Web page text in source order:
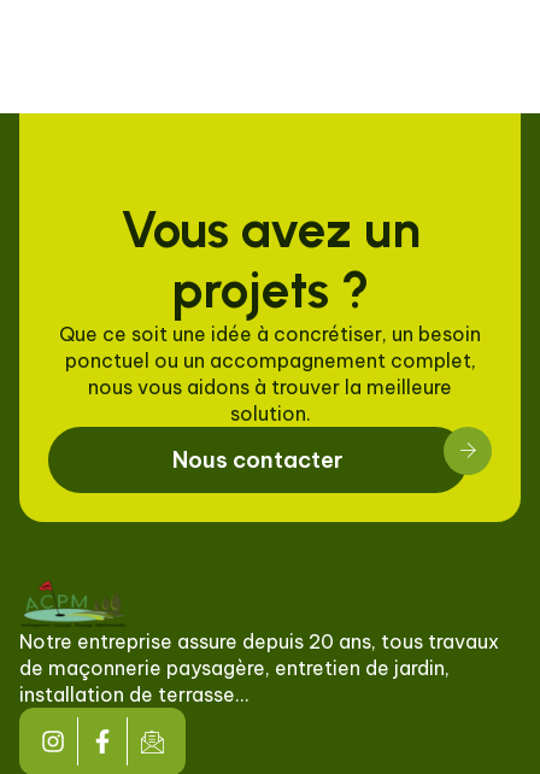
Vous avez un
projets ?
Que ce soit une idée à concrétiser, un besoin
ponctuel ou un accompagnement complet,
nous vous aidons à trouver la meilleure
solution.
Nous contacter
Notre entreprise assure depuis 20 ans, tous travaux
de maçonnerie paysagère, entretien de jardin,
installation de terrasse…